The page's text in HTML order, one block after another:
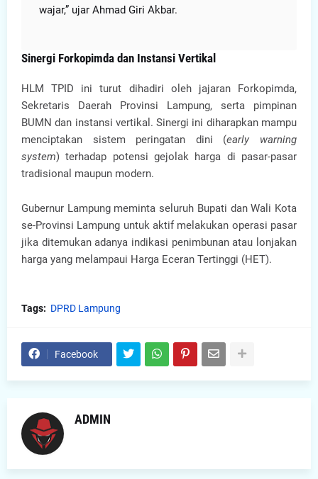
wajar,” ujar Ahmad Giri Akbar.
Sinergi Forkopimda dan Instansi Vertikal
HLM TPID ini turut dihadiri oleh jajaran Forkopimda,
Sekretaris Daerah Provinsi Lampung, serta pimpinan
BUMN dan instansi vertikal. Sinergi ini diharapkan mampu
menciptakan sistem peringatan dini (early warning
system) terhadap potensi gejolak harga di pasar-pasar
tradisional maupun modern.
Gubernur Lampung meminta seluruh Bupati dan Wali Kota
se-Provinsi Lampung untuk aktif melakukan operasi pasar
jika ditemukan adanya indikasi penimbunan atau lonjakan
harga yang melampaui Harga Eceran Tertinggi (HET).
Tags: DPRD Lampung
Facebook
ADMIN